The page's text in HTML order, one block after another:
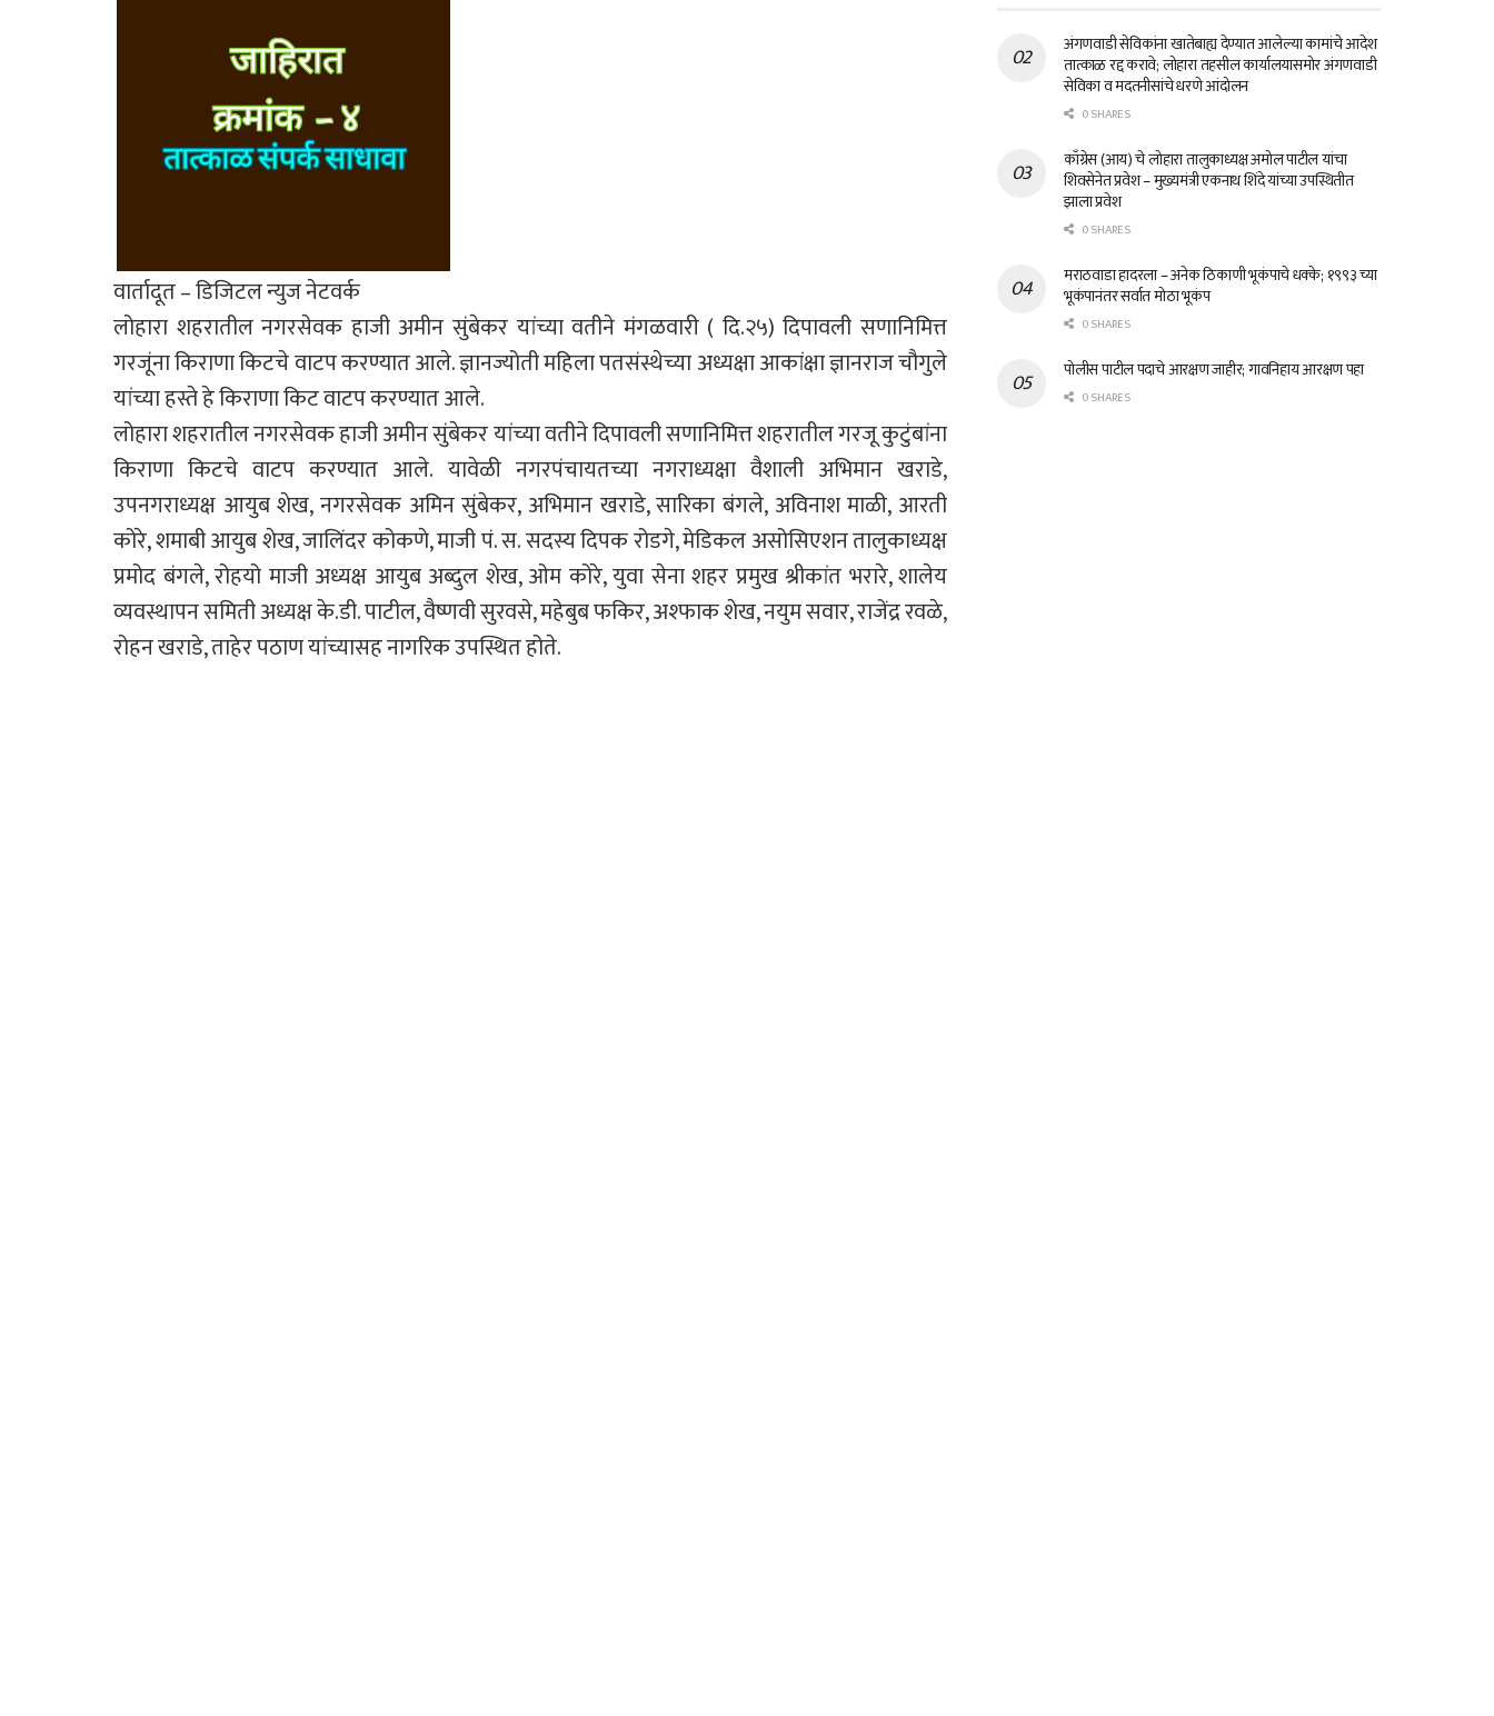
वार्तादूत – डिजिटल न्युज नेटवर्क
लोहारा शहरातील नगरसेवक हाजी अमीन सुंबेकर यांच्या वतीने मंगळवारी ( दि.२५) दिपावली सणानिमित्त
गरजूंना किराणा किटचे वाटप करण्यात आले. ज्ञानज्योती महिला पतसंस्थेच्या अध्यक्षा आकांक्षा ज्ञानराज चौगुले
यांच्या हस्ते हे किराणा किट वाटप करण्यात आले.
लोहारा शहरातील नगरसेवक हाजी अमीन सुंबेकर यांच्या वतीने दिपावली सणानिमित्त शहरातील गरजू कुटुंबांना
किराणा किटचे वाटप करण्यात आले. यावेळी नगरपंचायतच्या नगराध्यक्षा वैशाली अभिमान खराडे,
उपनगराध्यक्ष आयुब शेख, नगरसेवक अमिन सुंबेकर, अभिमान खराडे, सारिका बंगले, अविनाश माळी, आरती
कोरे, शमाबी आयुब शेख, जालिंदर कोकणे, माजी पं. स. सदस्य दिपक रोडगे, मेडिकल असोसिएशन तालुकाध्यक्ष
प्रमोद बंगले, रोहयो माजी अध्यक्ष आयुब अब्दुल शेख, ओम कोरे, युवा सेना शहर प्रमुख श्रीकांत भरारे, शालेय
व्यवस्थापन समिती अध्यक्ष के.डी. पाटील, वैष्णवी सुरवसे, महेबुब फकिर, अश्फाक शेख, नयुम सवार, राजेंद्र रवळे,
रोहन खराडे, ताहेर पठाण यांच्यासह नागरिक उपस्थित होते.
अंगणवाडी सेविकांना खातेबाह्य देण्यात आलेल्या कामांचे आदेश
तात्काळ रद्द करावे; लोहारा तहसील कार्यालयासमोर अंगणवाडी
सेविका व मदतनीसांचे धरणे आंदोलन
0 SHARES
काँग्रेस (आय) चे लोहारा तालुकाध्यक्ष अमोल पाटील यांचा
शिवसेनेत प्रवेश – मुख्यमंत्री एकनाथ शिंदे यांच्या उपस्थितीत
झाला प्रवेश
0 SHARES
मराठवाडा हादरला – अनेक ठिकाणी भूकंपाचे धक्के; १९९३ च्या
भूकंपानंतर सर्वात मोठा भूकंप
0 SHARES
पोलीस पाटील पदाचे आरक्षण जाहीर; गावनिहाय आरक्षण पहा
0 SHARES